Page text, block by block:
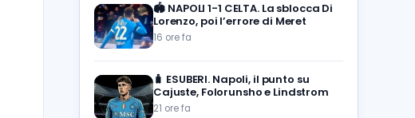
🏟️ NAPOLI 1-1 CELTA. La sblocca Di
Lorenzo, poi l’errore di Meret
16 ore fa
🧳 ESUBERI. Napoli, il punto su
Cajuste, Folorunsho e Lindstrom
21 ore fa